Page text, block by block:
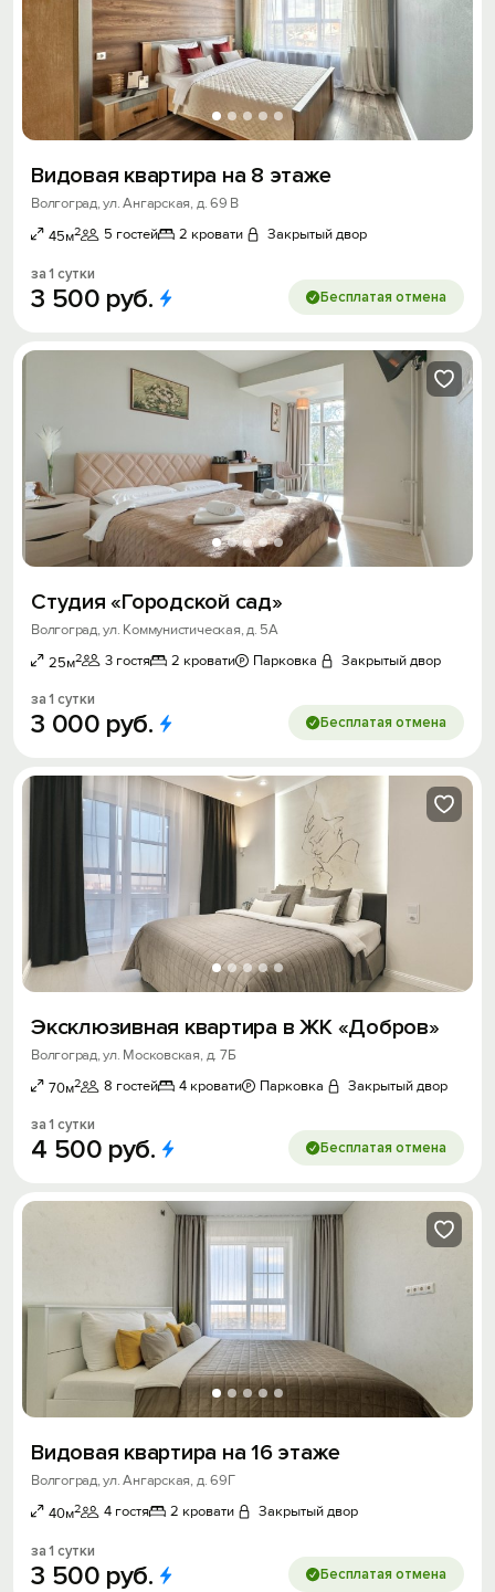
Видовая квартира на 8 этаже
Волгоград, ул. Ангарская, д. 69 В
45м2 5 гостей 2 кровати Закрытый двор
за 1 сутки
3 500 руб. Бесплатая отмена
Студия «Городской сад»
Волгоград, ул. Коммунистическая, д. 5А
25м2 3 гостя 2 кровати Парковка Закрытый двор
за 1 сутки
3 000 руб. Бесплатая отмена
Эксклюзивная квартира в ЖК «Добров»
Волгоград, ул. Московская, д. 7Б
70м2 8 гостей 4 кровати Парковка Закрытый двор
за 1 сутки
4 500 руб. Бесплатая отмена
Видовая квартира на 16 этаже
Волгоград, ул. Ангарская, д. 69Г
40м2 4 гостя 2 кровати Закрытый двор
за 1 сутки
3 500 руб. Бесплатая отмена